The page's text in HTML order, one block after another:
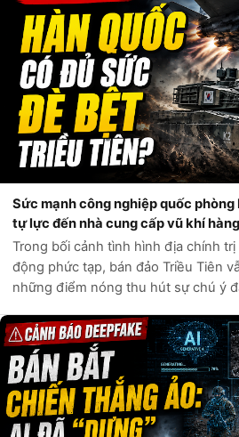
Sức mạnh công nghiệp quốc phòng
tự lực đến nhà cung cấp vũ khí
Trong bối cảnh tình hình địa chính
động phức tạp, bán đảo Triều Tiên
những điểm nóng thu hút sự chú ý
các mối đe dọa t...